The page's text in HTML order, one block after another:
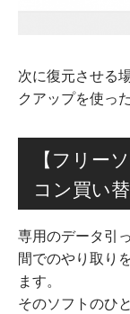
次に復元させる
クアップを使っ
【フリー
コン買い
専用のデータ引
間でのやり取り
ます。
そのソフトのひ